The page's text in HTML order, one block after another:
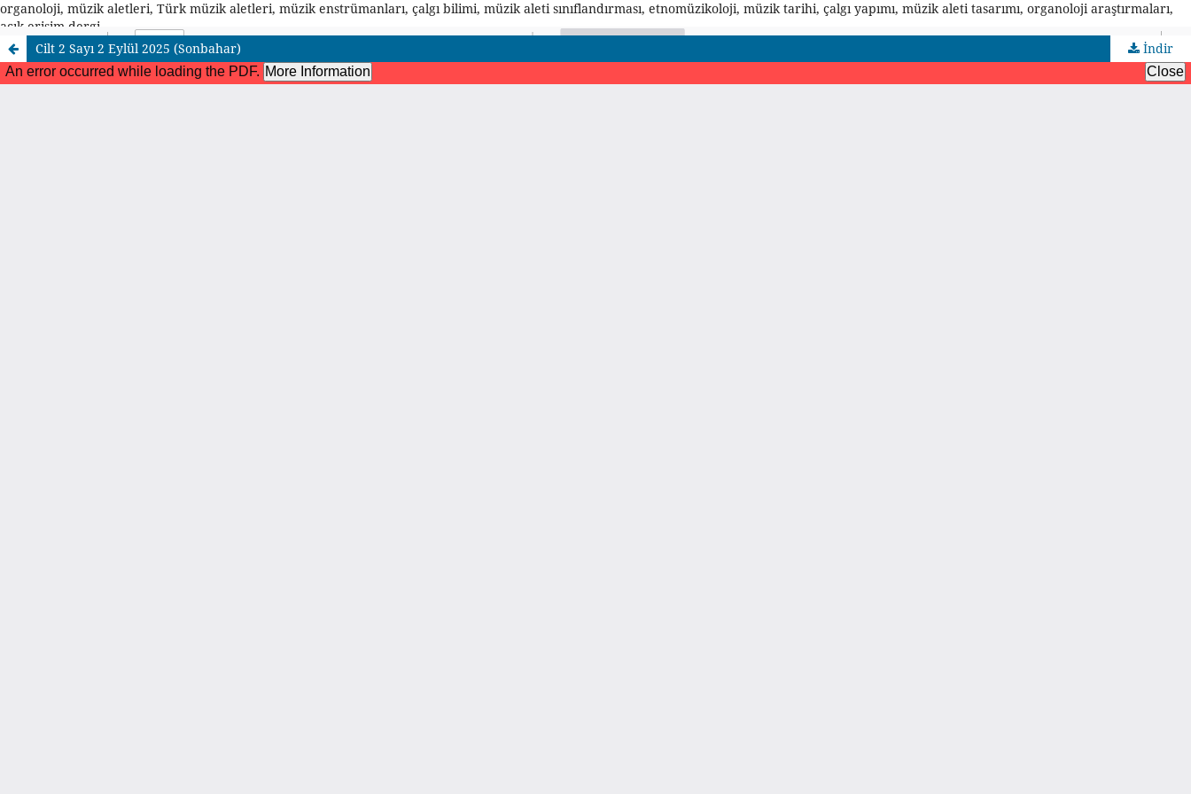
organoloji, müzik aletleri, Türk müzik aletleri, müzik enstrümanları, çalgı bilimi, müzik aleti sınıflandırması, etnomüzikoloji, müzik tarihi, çalgı yapımı, müzik aleti tasarımı, organoloji araştırmaları,
açık erişim dergi
Cilt 2 Sayı 2 Eylül 2025 (Sonbahar)
İndir